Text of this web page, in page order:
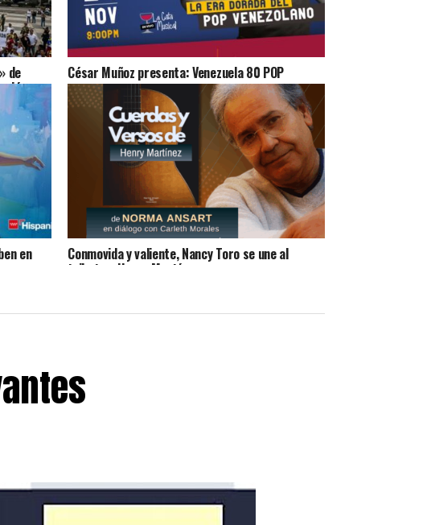
de
y
César Muñoz presenta: Venezuela 80 POP
en Conmovida y valiente, Nancy Toro se une al
tributo a Henry Martínez